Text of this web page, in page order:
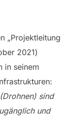
„Projektleitung
2021)
in seinem
sind
und